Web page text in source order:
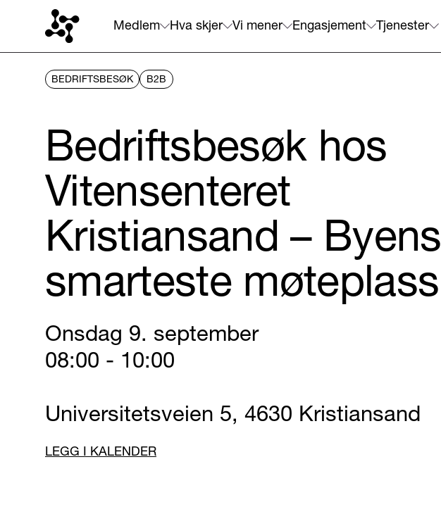
Medlem Hva skjer Vi mener Engasjement Tjenester
BEDRIFTSBESØK B2B
Bedriftsbesøk hos
Vitensenteret
Kristiansand – Byens
smarteste møteplass
Onsdag 9. september
08:00 - 10:00
Universitetsveien 5, 4630 Kristiansand
LEGG I KALENDER